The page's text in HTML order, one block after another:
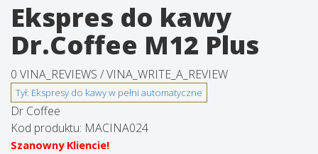
Ekspres do kawy
Dr.Coffee M12 Plus
0 VINA_REVIEWS /VINA_WRITE_A_REVIEW
Dr Coffee
Kod produktu: MACINA024
Szanowny Kliencie!